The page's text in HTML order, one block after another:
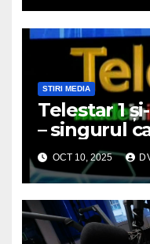
STIRI MEDIA
Telestar 1
– singurul
România a
micile ecrane
OCT 10, 2025